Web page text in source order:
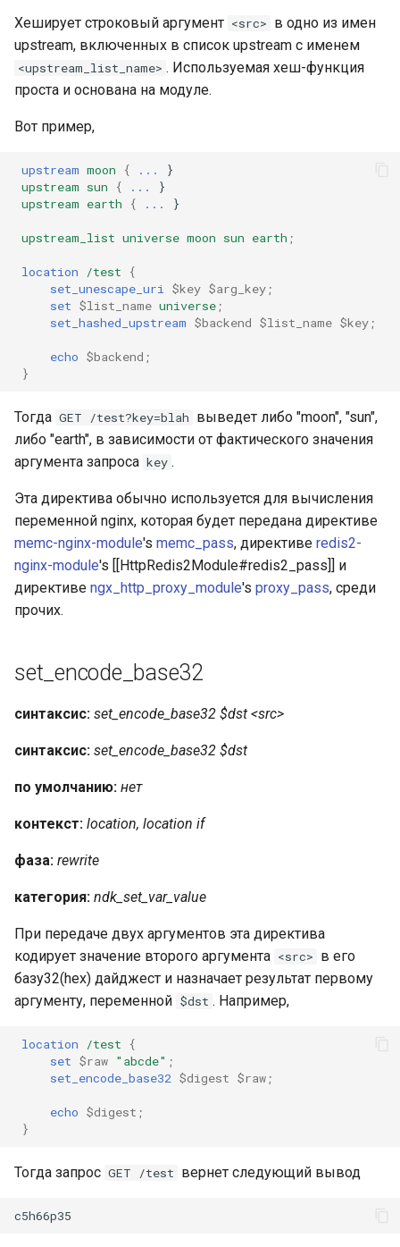
Хеширует строковый аргумент <src> в одно из имен
upstream, включенных в список upstream с именем
<upstream_list_name> . Используемая хеш-функция
проста и основана на модуле.
Вот пример,
upstream moon { ...
}
upstream sun { ...
}
upstream earth { ... }
upstream_list universe moon sun earth ;
location /test
{
set_unescape_uri
$key $arg_key ;
set $list_name universe ;
set_hashed_upstream $backend $list_name $key ;
echo $backend ;
}
Тогда GET /test?key=blah выведет либо "moon", "sun",
либо "earth", в зависимости от фактического значения
аргумента запроса key .
Эта директива обычно используется для вычисления
переменной nginx, которая будет передана директиве
memc-nginx-module's memc_pass, директиве redis2-
nginx-module's [[HttpRedis2Module#redis2_pass]] и
директиве ngx_http_proxy_module's proxy_pass, среди
прочих.
set_encode_base32
синтаксис: set_encode_base32 $dst <src>
синтаксис: set_encode_base32 $dst
по умолчанию: нет
контекст: location, location if
фаза: rewrite
категория: ndk_set_var_value
При передаче двух аргументов эта директива
кодирует значение второго аргумента <src> в его
базу32(hex) дайджест и назначает результат первому
аргументу, переменной $dst . Например,
location /test
{
set $raw "abcde" ;
set_encode_base32 $digest $raw ;
echo $digest ;
}
Тогда запрос GET /test вернет следующий вывод